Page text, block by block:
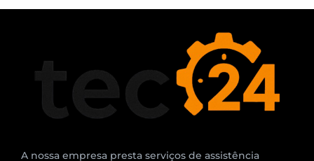
A nossa empresa presta serviços de assistência